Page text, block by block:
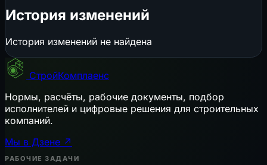
История изменений
История изменений не найдена
СтройКомплаенс
Нормы, расчёты, рабочие документы, подбор
исполнителей и цифровые решения для строительных
компаний.
Мы в Дзене ↗
РАБОЧИЕ ЗАДАЧИ